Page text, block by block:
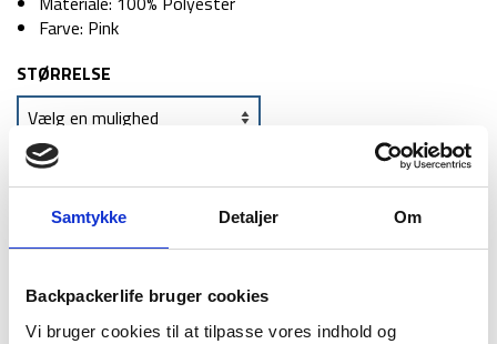
Samtykke Detaljer Om
Backpackerlife bruger cookies
Vi bruger cookies til at tilpasse vores indhold og
Farve: Pink
STØRRELSE
TILFØJ TIL KURV
levering
499 kr